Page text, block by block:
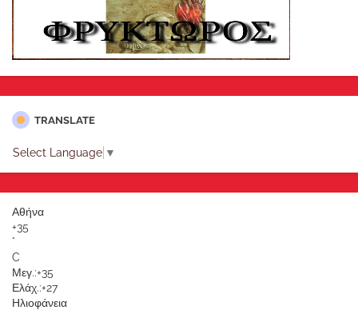
TRANSLATE
Select Language ▼
Αθήνα
+35
°
C
Μεγ.:+35
Ελάχ.:+27
Ηλιοφάνεια